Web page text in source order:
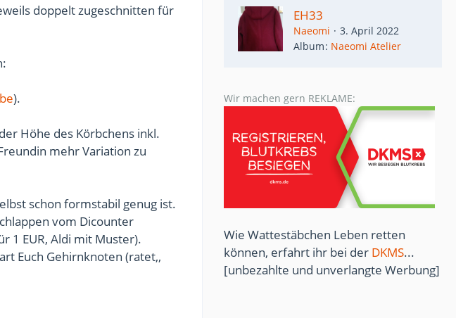
doppelt zugeschnitten für
).
Höhe des Körbchens inkl.
mehr Variation zu
schon formstabil genug ist.
vom Dicounter
1 EUR, Aldi mit Muster).
Euch Gehirnknoten (ratet,,
EH33
Naeomi
3. April 2022
Album Naeomi Atelier
Wir machen gern REKLAME:
Wie Wattestäbchen Leben retten
können, erfahrt ihr bei der DKMS...
[unbezahlte und unverlangte Werbung]